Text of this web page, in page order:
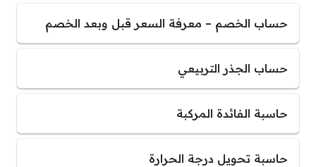
حساب الخصم – معرفة السعر قبل وبعد الخصم
حساب الجذر التربيعي
حاسبة الفائدة المركبة
حاسبة تحويل درجة الحرارة